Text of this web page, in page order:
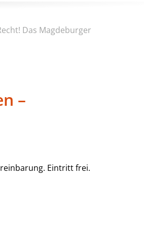
Das Magdeburger
–
Eintritt frei.